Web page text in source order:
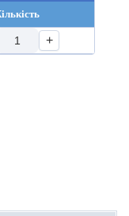
+